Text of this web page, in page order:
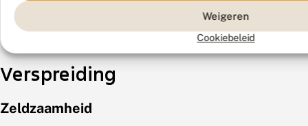
Weigeren
Cookiebeleid
Verspreiding
Zeldzaamheid